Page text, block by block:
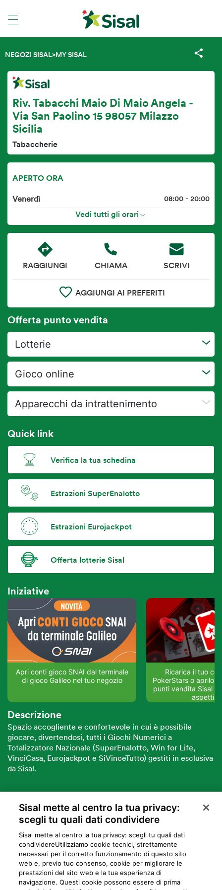
NEGOZI SISAL>MY SISAL
Riv. Tabacchi Maio Di Maio Angela -
Via San Paolino 15 98057 Milazzo
Sicilia
Tabaccherie
APERTO ORA
Venerdì 08:00 - 20:00
Vedi tutti gli orari
Offerta punto vendita
Lotterie
Gioco online
Apparecchi da intrattenimento
Quick link
Verifica la tua schedina
Estrazioni SuperEnalotto
Estrazioni Eurojackpot
Offerta lotterie Sisal
Iniziative
Apri conti gioco SNAI dal terminale
di gioco Galileo nel tuo negozio
Ricarica il tuo
PokerStars o aprilo
punti vendita Sisal
Descrizione
Spazio accogliente e confortevole in cui è possibile
giocare, divertendosi, tutti i Giochi Numerici a
Totalizzatore Nazionale (SuperEnalotto, Win for Life,
VinciCasa, Eurojackpot e SiVinceTutto) gestiti in esclusiva
da Sisal.
VUOI DIVENTARE PARTNER SISAL?
RAGGIUNGI CHIAMA SCRIVI
AGGIUNGI AI PREFERITI
Sisal mette al centro la tua privacy:
scegli tu quali dati condividere
Sisal mette al centro la tua privacy: scegli tu quali dati
condividere​Utilizziamo cookie tecnici, strettamente
necessari per il corretto funzionamento di questo sito
web e, previo tuo consenso, cookie per migliorare le
prestazioni del sito web e la tua esperienza di
navigazione. Questi cookie possono essere di prima